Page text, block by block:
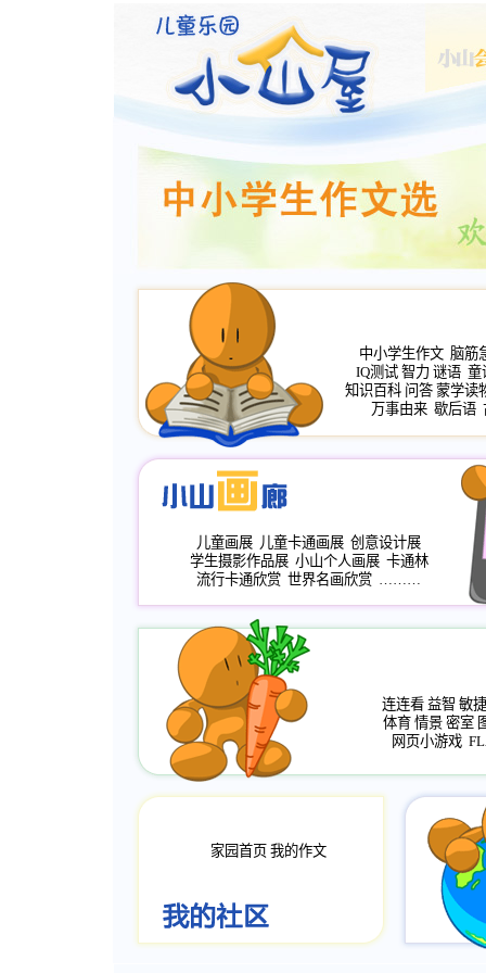
中小学生作文 脑筋
IQ测试 智力 谜语 童
知识百科 问答 蒙学读
万事由来 歇后语
儿童画展 儿童卡通画展 创意设计展
学生摄影作品展 小山个人画展 卡通林
流行卡通欣赏 世界名画欣赏 ………
连连看 益智 敏捷
体育 情景 密室
网页小游戏
家园首页 我的作文